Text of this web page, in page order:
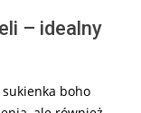
– idealny
sukienka boho